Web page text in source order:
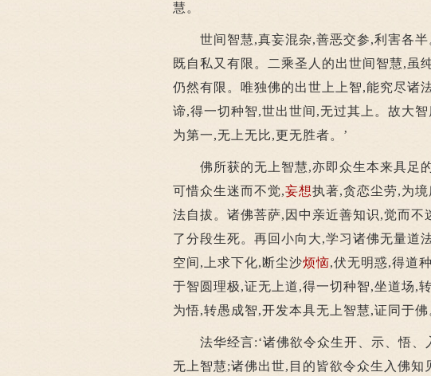
慧。
世间智慧,真妄混杂,善恶交参,利害各半
既自私又有限。二乘圣人的出世间智慧,虽
仍然有限。唯独佛的出世上上智,能究尽诸
谛,得一切种智,世出世间,无过其上。故大
为第一,无上无比,更无胜者。’
佛所获的无上智慧,亦即众生本来具足的
可惜众生迷而不觉,妄想执著,贪恋尘劳,为
法自拔。诸佛菩萨,因中亲近善知识,觉而
了分段生死。再回小向大,学习诸佛无量道
空间,上求下化,断尘沙烦恼,伏无明惑,得道
于智圆理极,证无上道,得一切种智,坐道场,
为悟,转愚成智,开发本具无上智慧,证同于佛
法华经言:‘诸佛欲令众生开、示、悟、
无上智慧;诸佛出世,目的皆欲令众生入佛知